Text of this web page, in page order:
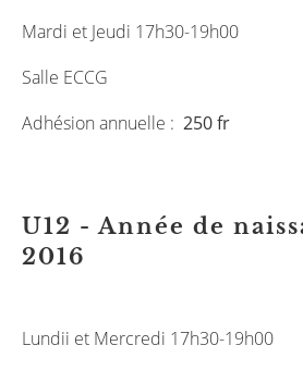
Mardi et Jeudi 17h30-19h00
Salle ECCG
Adhésion annuelle : 250 fr
U12 - Année de
2016
Lundii et Mercredi 17h30-19h00